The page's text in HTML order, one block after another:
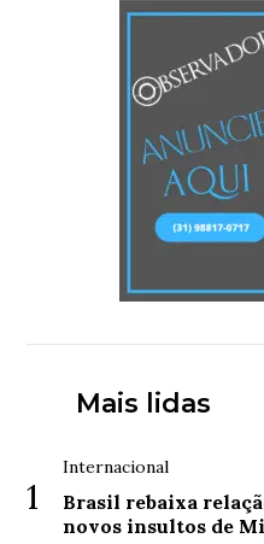
Mais lidas
1
Internacional
Brasil rebaixa
novos insultos de